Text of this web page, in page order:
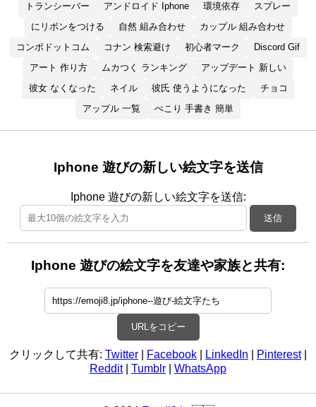
トランシーバー アンドロイド Iphone 環境依存
スプレー
にリボンをつける
自然 組み合わせ
カップル 組み合わせ
コンボドットコム
コナン 検索避け 初心者マーク
Discord Gif
アート 作り方
ムカつく ランキング
アップデート 新しい
彼女 なくなった
ネイル 彼氏 使うようになった
チョコ
アップル 一覧
ぺこり 手書き 簡単
Iphone 遊びの新しい絵文字を送信
Iphone 遊びの新しい絵文字を送信:
送信
Iphone 遊びの絵文字を友達や家族と共有:
URLをコピー
クリックして共有: Twitter Facebook LinkedIn Pinterest|
Reddit| Tumblr WhatsApp